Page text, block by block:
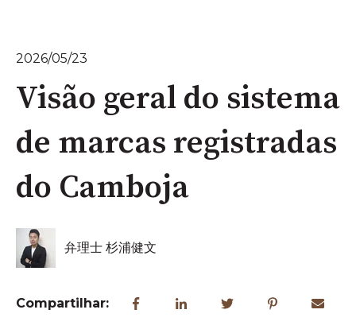
2026/05/23
Visão geral do sistema
de marcas registradas
do Camboja
弁理士 杉浦健文
Compartilhar: